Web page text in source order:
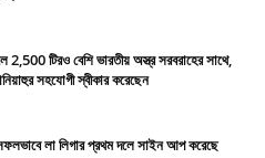
2,500 টিরও বেশি ভারতীয় অস্ত্র সরবরাহের সাথে,
সহযোগী স্বীকার করেছেন
লা লিগার প্রথম দলে সাইন আপ করেছে